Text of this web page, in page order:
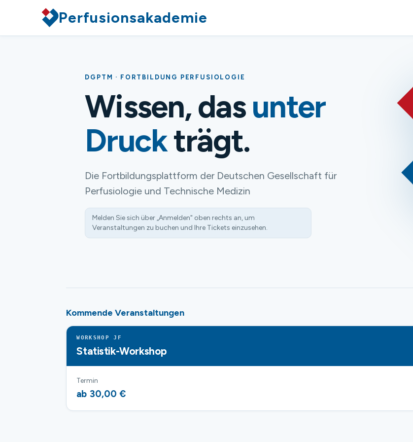
Perfusionsakademie
DGPTM · FORTBILDUNG PERFUSIOLOGIE
Wissen, dasunter
Druckträgt.
Die Fortbildungsplattform der Deutschen Gesellschaft für
Perfusiologie und Technische Medizin
Melden Sie sich über „Anmelden" oben rechts an, um
Veranstaltungen zu buchen und Ihre Tickets einzusehen.
Kommende Veranstaltungen
WORKSHOP JF
Statistik-Workshop
Termin
ab 30,00 €